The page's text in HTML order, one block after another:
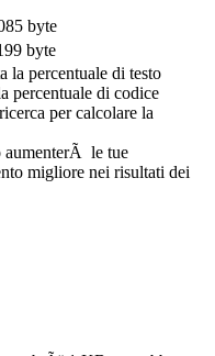
byte
byte
la percentuale di testo
percentuale di codice
per calcolare la
aumenterÃ le tue
migliore nei risultati dei